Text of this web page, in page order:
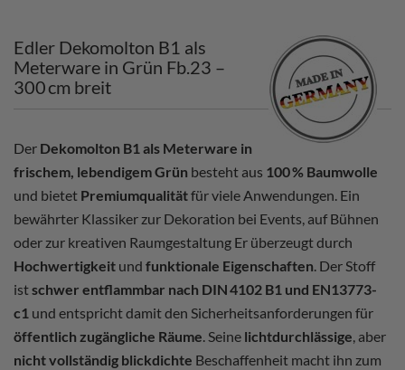
Edler Dekomolton B1 als
Meterware in Grün Fb.23 –
300 cm breit
Der Dekomolton B1 als Meterware in
frischem, lebendigem Grün besteht aus 100 % Baumwolle
und bietet Premiumqualitätfür viele Anwendungen. Ein
bewährter Klassiker zur Dekoration bei Events, auf Bühnen
oder zur kreativen Raumgestaltung Er überzeugt durch
Hochwertigkeit und funktionale Eigenschaften. Der Stoff
istschwer entflammbar nach DIN 4102 B1 und EN13773-
c1 und entspricht damit den Sicherheitsanforderungen für
öffentlich zugängliche Räume. Seine lichtdurchlässige, aber
nicht vollständig blickdichte Beschaffenheit macht ihn zum